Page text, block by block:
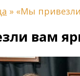
» «Мы
вам